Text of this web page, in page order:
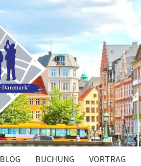
BLOG BUCHUNG VORTRAG